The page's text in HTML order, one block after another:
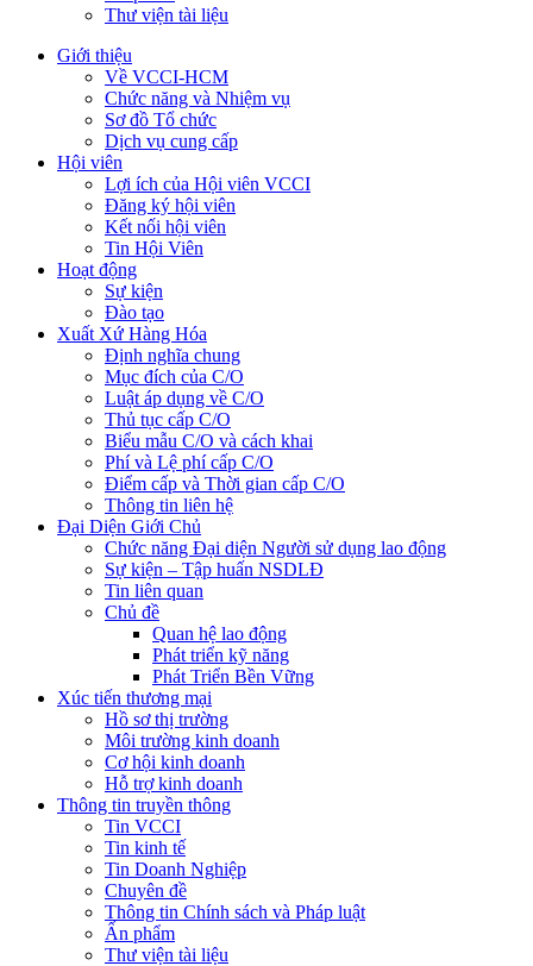
Thư viện tài liệu
Giới thiệu
Về VCCI-HCM
Chức năng và Nhiệm vụ
Sơ đồ Tổ chức
Dịch vụ cung cấp
Hội viên
Lợi ích của Hội viên VCCI
Đăng ký hội viên
Kết nối hội viên
Tin Hội Viên
Hoạt động
Sự kiện
Đào tạo
Xuất Xứ Hàng Hóa
Định nghĩa chung
Mục đích của C/O
Luật áp dụng về C/O
Thủ tục cấp C/O
Biểu mẫu C/O và cách khai
Phí và Lệ phí cấp C/O
Điểm cấp và Thời gian cấp C/O
Thông tin liên hệ
Đại Diện Giới Chủ
Chức năng Đại diện Người sử dụng lao động
Sự kiện – Tập huấn NSDLĐ
Tin liên quan
Chủ đề
Quan hệ lao động
Phát triển kỹ năng
Phát Triển Bền Vững
Xúc tiến thương mại
Hồ sơ thị trường
Môi trường kinh doanh
Cơ hội kinh doanh
Hỗ trợ kinh doanh
Thông tin truyền thông
Tin VCCI
Tin kinh tế
Tin Doanh Nghiệp
Chuyên đề
Thông tin Chính sách và Pháp luật
Ấn phẩm
Thư viện tài liệu